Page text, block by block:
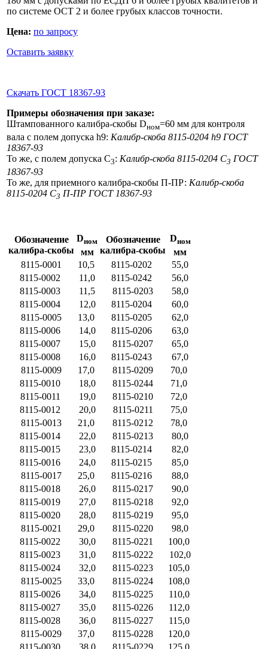
по системе ОСТ 2 и более грубых классов точности.
Цена: по запросу
Оставить заявку
Скачать ГОСТ 18367-93
Примеры обозначения при заказе:
Штампованного калибра-скобы Dном=60 мм для контроля
вала с полем допуска h9: Калибр-скоба 8115-0204 h9 ГОСТ
18367-93
То же, с полем допуска C3: Калибр-скоба 8115-0204 C3 ГОСТ
18367-93
То же, для приемного калибра-скобы П-ПР: Калибр-скоба
8115-0204 C3 П-ПP ГОСТ 18367-93
Обозначение
калибра-скобы
Dном
мм
Обозначение
калибра-скобы
Dном
мм
8115-0001
10,5 8115-0202
55,0
8115-0002
11,0 8115-0242
56,0
8115-0003
11,5 8115-0203
58,0
8115-0004
12,0 8115-0204
60,0
8115-0005
13,0 8115-0205
62,0
8115-0006
14,0 8115-0206
63,0
8115-0007
15,0 8115-0207
65,0
8115-0008
16,0 8115-0243
67,0
8115-0009
17,0 8115-0209
70,0
8115-0010
18,0 8115-0244
71,0
8115-0011
19,0 8115-0210
72,0
8115-0012
20,0 8115-0211
75,0
8115-0013
21,0 8115-0212
78,0
8115-0014
22,0 8115-0213
80,0
8115-0015
23,0 8115-0214
82,0
8115-0016
24,0 8115-0215
85,0
8115-0017
25,0 8115-0216
88,0
8115-0018
26,0 8115-0217
90,0
8115-0019
27,0 8115-0218
92,0
8115-0020
28,0 8115-0219
95,0
8115-0021
29,0 8115-0220
98,0
8115-0022
30,0 8115-0221
100,0
8115-0023
31,0 8115-0222
102,0
8115-0024
32,0 8115-0223
105,0
8115-0025
33,0 8115-0224
108,0
8115-0026
34,0 8115-0225
110,0
8115-0027
35,0 8115-0226
112,0
8115-0028
36,0 8115-0227
115,0
8115-0029
37,0 8115-0228
120,0